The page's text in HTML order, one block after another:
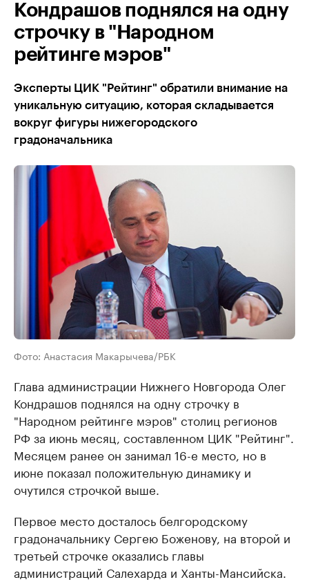
Кондрашов поднялся на одну
строчку в "Народном
рейтинге мэров"
Эксперты ЦИК "Рейтинг" обратили внимание на
уникальную ситуацию, которая складывается
вокруг фигуры нижегородского
градоначальника
Фото: Анастасия Макарычева/РБК
Глава администрации Нижнего Новгорода Олег
Кондрашов поднялся на одну строчку в
"Народном рейтинге мэров" столиц регионов
РФ за июнь месяц, составленном ЦИК "Рейтинг".
Месяцем ранее он занимал 16-е место, но в
июне показал положительную динамику и
очутился строчкой выше.
Первое место досталось белгородскому
градоначальнику Сергею Боженову, на второй и
третьей строчке оказались главы
администраций Салехарда и Ханты-Мансийска.